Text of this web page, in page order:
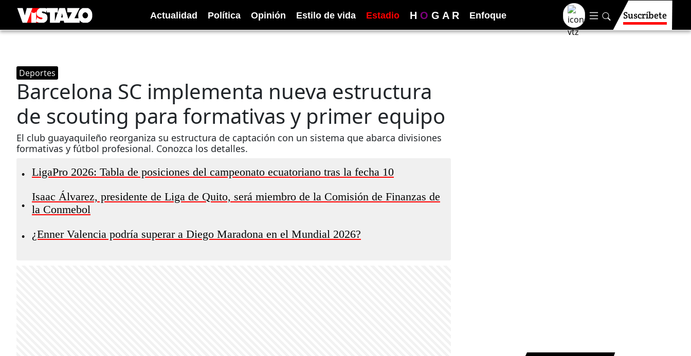
Actualidad Política Opinión Estilo de vida Estadio H O G A R Enfoque Suscríbete
Deportes
Barcelona SC implementa nueva estructura
de scouting para formativas y primer equipo
El club guayaquileño reorganiza su estructura de captación con un sistema que abarca divisiones
formativas y fútbol profesional. Conozca los detalles.
• LigaPro 2026: Tabla de posiciones del campeonato ecuatoriano tras la fecha 10
•
Isaac Álvarez, presidente de Liga de Quito, será miembro de la Comisión de Finanzas de
la Conmebol
• ¿Enner Valencia podría superar a Diego Maradona en el Mundial 2026?